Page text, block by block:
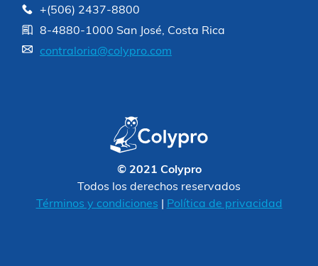
+(506) 2437-8800
8-4880-1000 San José, Costa Rica
contraloria@colypro.com
© 2021 Colypro
Todos los derechos reservados
Términos y condiciones
Política de privacidad